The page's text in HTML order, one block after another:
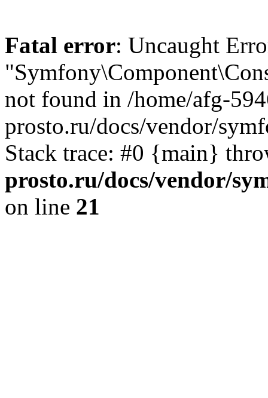
Fatal error: Uncaught
not found in /home/afg-
prosto.ru/docs/vendor/
Stack trace: #0 {main}
prosto.ru/docs/vendor/
on line 21